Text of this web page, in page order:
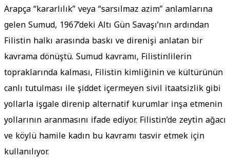
Arapça “kararlılık” veya “sarsılmaz azim” anlamlarına
gelen Sumud, 1967’deki Altı Gün Savaşı’nın ardından
Filistin halkı arasında baskı ve direnişi anlatan bir
kavrama dönüştü. Sumud kavramı, Filistinlilerin
topraklarında kalması, Filistin kimliğinin ve kültürünün
canlı tutulması ile şiddet içermeyen sivil itaatsizlik gibi
yollarla işgale direnip alternatif kurumlar inşa etmenin
yollarının aranmasını ifade ediyor. Filistin’de zeytin ağacı
ve köylü hamile kadın bu kavramı tasvir etmek için
kullanılıyor.